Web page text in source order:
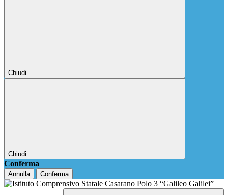
Chiudi
Chiudi
Conferma
Annulla Conferma